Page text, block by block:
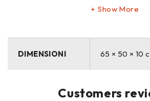
Show More
DIMENSIONI 65 × 50 × 10
Customers